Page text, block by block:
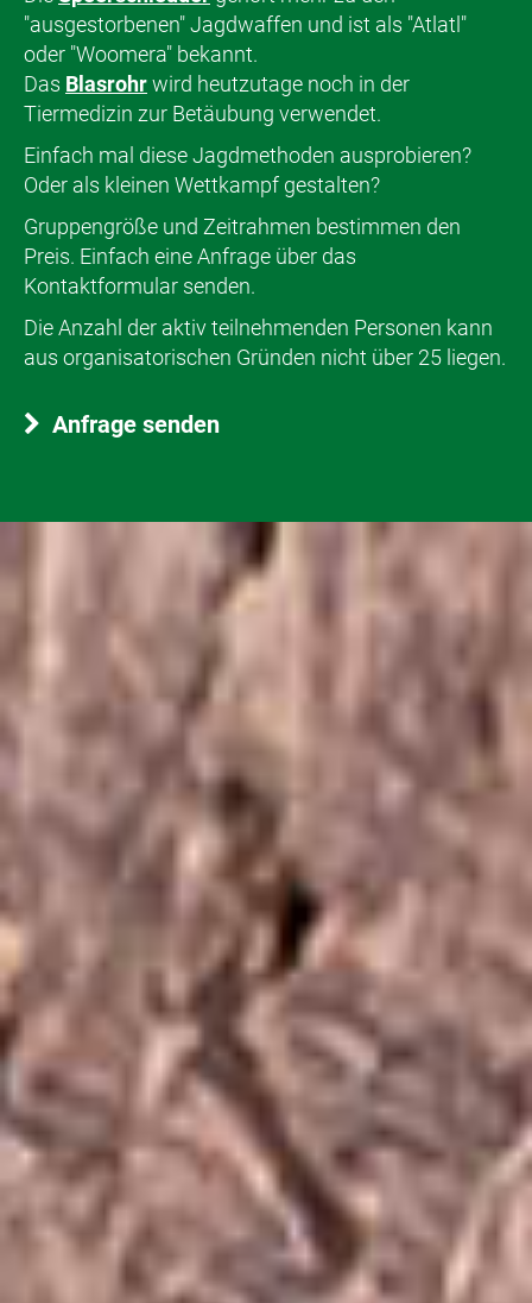
"ausgestorbenen" Jagdwaffen und ist als "Atlatl"
oder "Woomera" bekannt.
Das Blasrohrwird heutzutage noch in der
Tiermedizin zur Betäubung verwendet.
Einfach mal diese Jagdmethoden ausprobieren?
Oder als kleinen Wettkampf gestalten?
Gruppengröße und Zeitrahmen bestimmen den
Preis. Einfach eine Anfrage über das
Kontaktformular senden.
Die Anzahl der aktiv teilnehmenden Personen kann
aus organisatorischen Gründen nicht über 25 liegen.
Anfrage senden